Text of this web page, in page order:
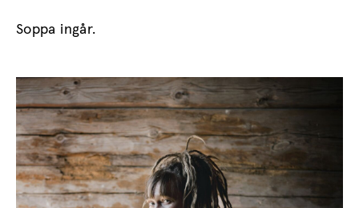
Soppa ingår.